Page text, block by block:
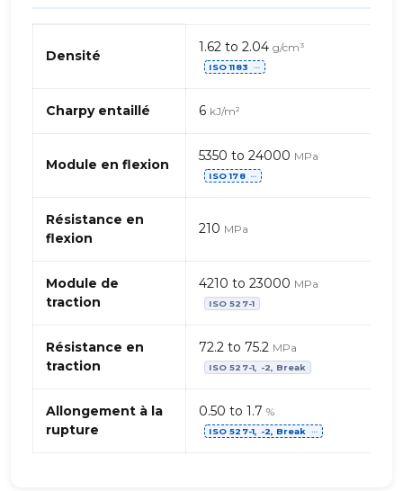
mécaniques
PPS
(Polysulfure
minérale
Densité
1.62 to 2.04 g/cm³
ISO 1183 ⋯
Charpy entaillé 6 kJ/m²
Module en flexion
5350 to 24000 MPa
ISO 178 ⋯
Résistance en
flexion
210 MPa
Module de
traction
4210 to 23000 MPa
ISO 527-1
Résistance en
traction
72.2 to 75.2 MPa
ISO 527-1, -2, Break
Allongement à la
rupture
0.50 to 1.7 %
ISO 527-1, -2, Break ⋯